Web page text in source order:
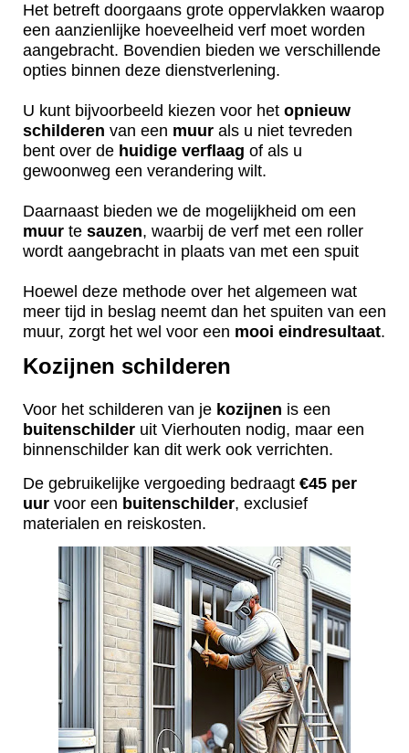
Het betreft doorgaans grote oppervlakken waarop
een aanzienlijke hoeveelheid verf moet worden
aangebracht. Bovendien bieden we verschillende
opties binnen deze dienstverlening.
U kunt bijvoorbeeld kiezen voor het opnieuw
schilderen van een muur als u niet tevreden
bent over de huidige verflaag of als u
gewoonweg een verandering wilt.
Daarnaast bieden we de mogelijkheid om een
muur te sauzen, waarbij de verf met een roller
wordt aangebracht in plaats van met een spuit
Hoewel deze methode over het algemeen wat
meer tijd in beslag neemt dan het spuiten van een
muur, zorgt het wel voor een mooi eindresultaat.
Kozijnen schilderen
Voor het schilderen van je kozijnen is een
buitenschilder uit Vierhouten nodig, maar een
binnenschilder kan dit werk ook verrichten.
De gebruikelijke vergoeding bedraagt €45 per
uur voor een buitenschilder, exclusief
materialen en reiskosten.